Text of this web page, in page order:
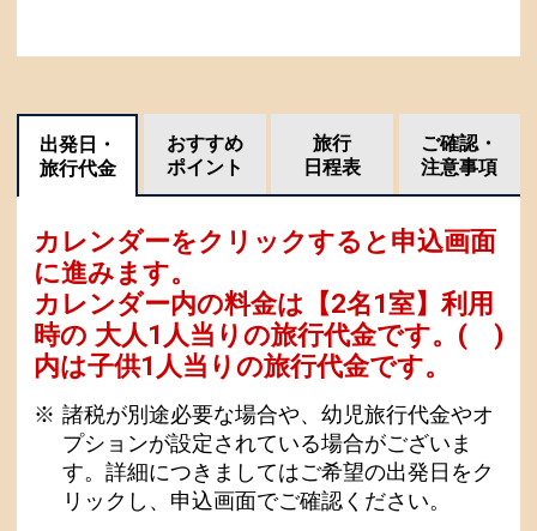
出発日・
旅行代金
おすすめ
ポイント
旅行
日程表
ご確認・
注意事項
カレンダーをクリックすると申込画面
に進みます。
カレンダー内の料金は 【2名1室】利用
時の 大人1人当りの旅行代金です。 ( )
内は子供1人当りの旅行代金です。
諸税が別途必要な場合や、幼児旅行代金やオ
プションが設定されている場合がございま
す。詳細につきましてはご希望の出発日をク
リックし、申込画面でご確認ください。